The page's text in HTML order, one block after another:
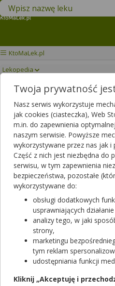
Znajdź lek w swojej okolicy
KtoMaLek.pl
Lekopedia
ENVILGARDŁO
Twoja prywatność
Nasz serwis wykorzystuje
jak cookies (ciasteczka), Web
m.in. do zapewnienia
naszym serwisie. Powyższe
wykorzystywane przez nas jak i
Część z nich jest niezbędna do
serwisu, w tym zapewnienia
bezpieczeństwa, pozostałe
wykorzystywane do:
obsługi dodatkowych
usprawniających
analizy tego, w jaki
strony,
marketingu
tym reklam
udostępniania funkcji
Kliknij „Akceptuję i